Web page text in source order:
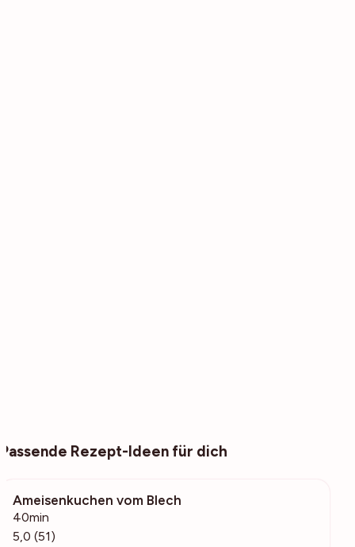
Passende Rezept-Ideen für dich
Ameisenkuchen vom Blech
40min
5,0 (51)